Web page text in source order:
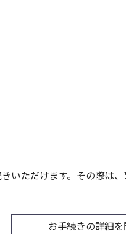
いただけます。その際は